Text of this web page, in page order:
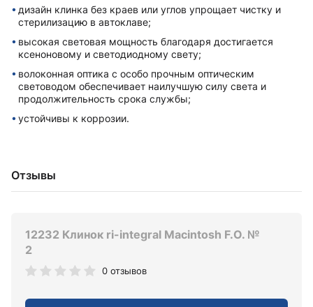
дизайн клинка без краев или углов упрощает чистку и
стерилизацию в автоклаве;
высокая световая мощность благодаря достигается
ксеноновому и светодиодному свету;
волоконная оптика с особо прочным оптическим
световодом обеспечивает наилучшую силу света и
продолжительность срока службы;
устойчивы к коррозии.
Отзывы
12232 Клинок ri-integral Macintosh F.O. №
2
0 отзывов